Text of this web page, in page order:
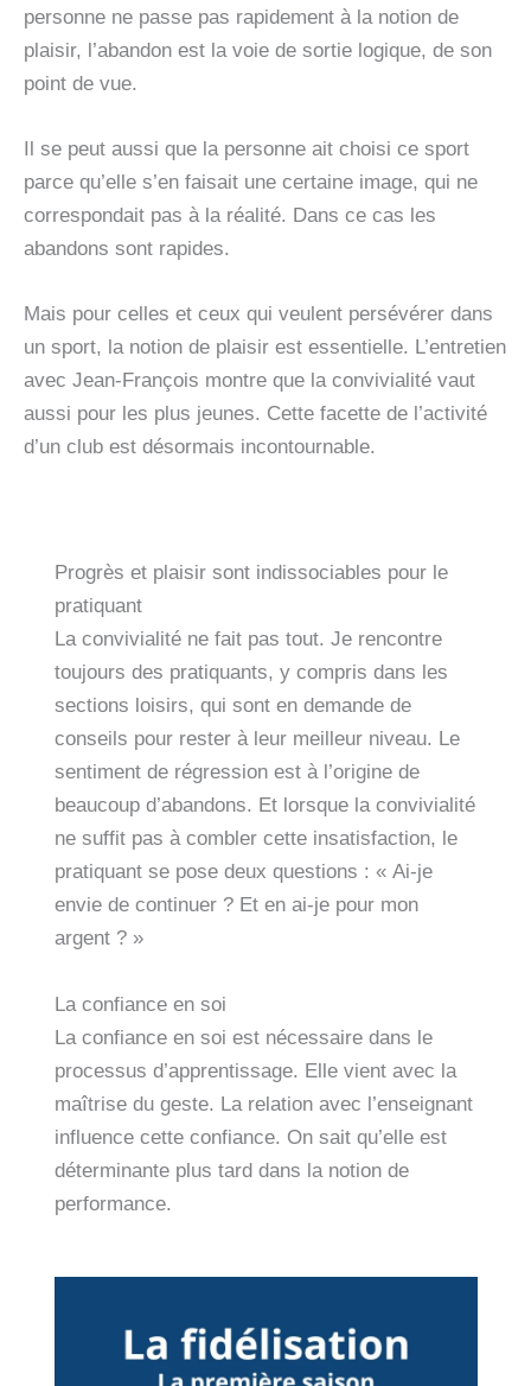
personne ne passe pas rapidement à la notion de
plaisir, l’abandon est la voie de sortie logique, de son
point de vue.
Il se peut aussi que la personne ait choisi ce sport
parce qu’elle s’en faisait une certaine image, qui ne
correspondait pas à la réalité. Dans ce cas les
abandons sont rapides.
Mais pour celles et ceux qui veulent persévérer dans
un sport, la notion de plaisir est essentielle. L’entretien
avec Jean-François montre que la convivialité vaut
aussi pour les plus jeunes. Cette facette de l’activité
d’un club est désormais incontournable.
Progrès et plaisir sont indissociables pour le
pratiquant
La convivialité ne fait pas tout. Je rencontre
toujours des pratiquants, y compris dans les
sections loisirs, qui sont en demande de
conseils pour rester à leur meilleur niveau. Le
sentiment de régression est à l’origine de
beaucoup d’abandons. Et lorsque la convivialité
ne suffit pas à combler cette insatisfaction, le
pratiquant se pose deux questions : « Ai-je
envie de continuer ? Et en ai-je pour mon
argent ? »
La confiance en soi
La confiance en soi est nécessaire dans le
processus d’apprentissage. Elle vient avec la
maîtrise du geste. La relation avec l’enseignant
influence cette confiance. On sait qu’elle est
déterminante plus tard dans la notion de
performance.